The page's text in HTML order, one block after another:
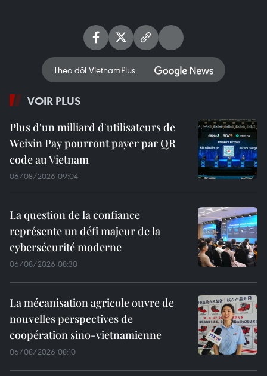
Theo dõi VietnamPlus
VOIR PLUS
Plus d'un milliard d'utilisateurs de
Weixin Pay pourront payer par QR
code au Vietnam
06/08/2026 09:04
La question de la confiance
représente un défi majeur de la
cybersécurité moderne
06/08/2026 08:30
La mécanisation agricole ouvre de
nouvelles perspectives de
coopération sino-vietnamienne
06/08/2026 08:10